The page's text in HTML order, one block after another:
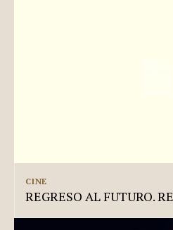
CINE
REGRESO AL FUTURO.